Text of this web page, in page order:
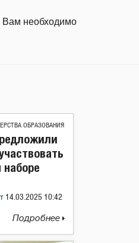
Вам необходимо
ОБРАЗОВАНИЯ
14.03.2025 10:42
Подробнее